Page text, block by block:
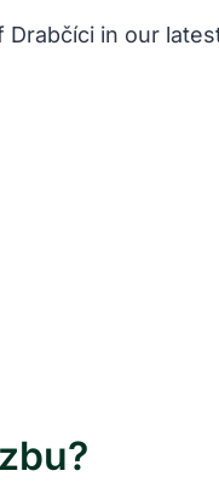
in our